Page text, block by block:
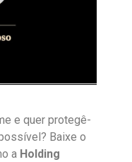
e quer protegê-
Baixe o
a Holding